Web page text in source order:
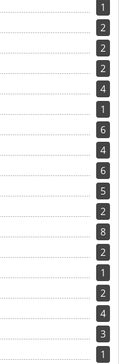
1
2
2
2
4
1
6
4
6
5
2
8
2
1
2
4
3
1